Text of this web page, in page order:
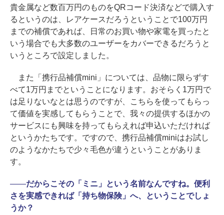
貴金属など数百万円のものをQRコード決済などで購入す
るというのは、レアケースだろうということで100万円
までの補償であれば、日常のお買い物や家電を買ったと
いう場合でも大多数のユーザーをカバーできるだろうと
いうところで設定しました。
また「携行品補償mini」については、品物に限らずす
べて1万円までということになります。おそらく1万円で
は足りないなとは思うのですが、こちらを使ってもらっ
て価値を実感してもらうことで、我々の提供するほかの
サービスにも興味を持ってもらえれば申込いただければ
というかたちです。ですので、携行品補償miniはお試し
のようなかたちで少々毛色が違うということがありま
す。
――だからこその「ミニ」という名前なんですね。便利
さを実感できれば「持ち物保険」へ、ということでしょ
うか？